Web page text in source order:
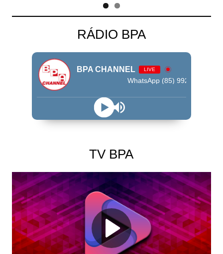
RÁDIO BPA
BPA CHANNEL LIVE
WhatsApp (85) 99245 - 9009
TV BPA